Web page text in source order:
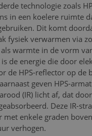
technologie zoals
in een koelere ruimte
Dit komt
fysiek verwarmen via
warmte in de vorm
de energie die door
de HPS-reflector op de
geven HPS-
(IR) licht af, dat
Deze IR-
met enkele graden
verhogen.